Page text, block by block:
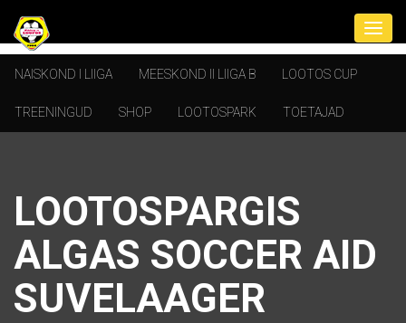
NAISKOND I LIIGA MEESKOND II LIIGA B LOOTOS CUP
TREENINGUD SHOP LOOTOSPARK TOETAJAD
LOOTOSPARGIS
ALGAS SOCCER AID
SUVELAAGER